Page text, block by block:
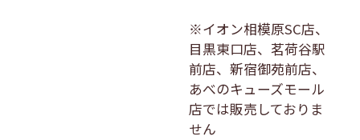
※イオン相模原SC店、
目黒東口店、茗荷谷駅
前店、新宿御苑前店、
あべのキューズモール
店では販売しておりま
せん